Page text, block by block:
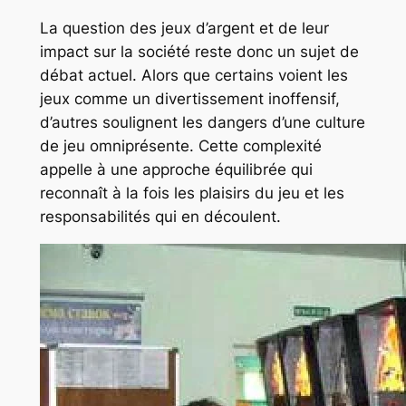
La question des jeux d’argent et de leur
impact sur la société reste donc un sujet de
débat actuel. Alors que certains voient les
jeux comme un divertissement inoffensif,
d’autres soulignent les dangers d’une culture
de jeu omniprésente. Cette complexité
appelle à une approche équilibrée qui
reconnaît à la fois les plaisirs du jeu et les
responsabilités qui en découlent.